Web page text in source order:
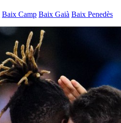
Baix Camp Baix Gaià Baix Penedès